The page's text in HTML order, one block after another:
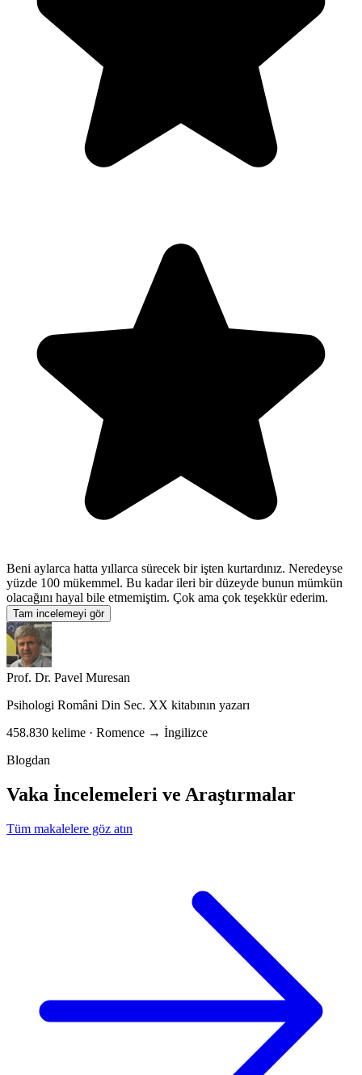
Beni aylarca hatta yıllarca sürecek bir işten kurtardınız. Neredeyse
yüzde 100 mükemmel. Bu kadar ileri bir düzeyde bunun mümkün
olacağını hayal bile etmemiştim. Çok ama çok teşekkür ederim.
Tam incelemeyi gör
Prof. Dr. Pavel Muresan
Psihologi Români Din Sec. XX kitabının yazarı
458.830 kelime · Romence → İngilizce
Blogdan
Vaka İncelemeleri ve Araştırmalar
Tüm makalelere göz atın